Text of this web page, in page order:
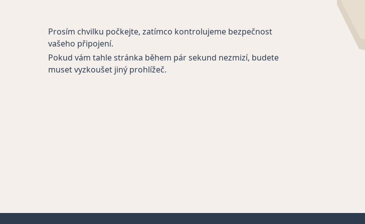
Prosím chvilku počkejte, zatímco kontrolujeme bezpečnost
vašeho připojení.
Pokud vám tahle stránka během pár sekund nezmizí, budete
muset vyzkoušet jiný prohlížeč.